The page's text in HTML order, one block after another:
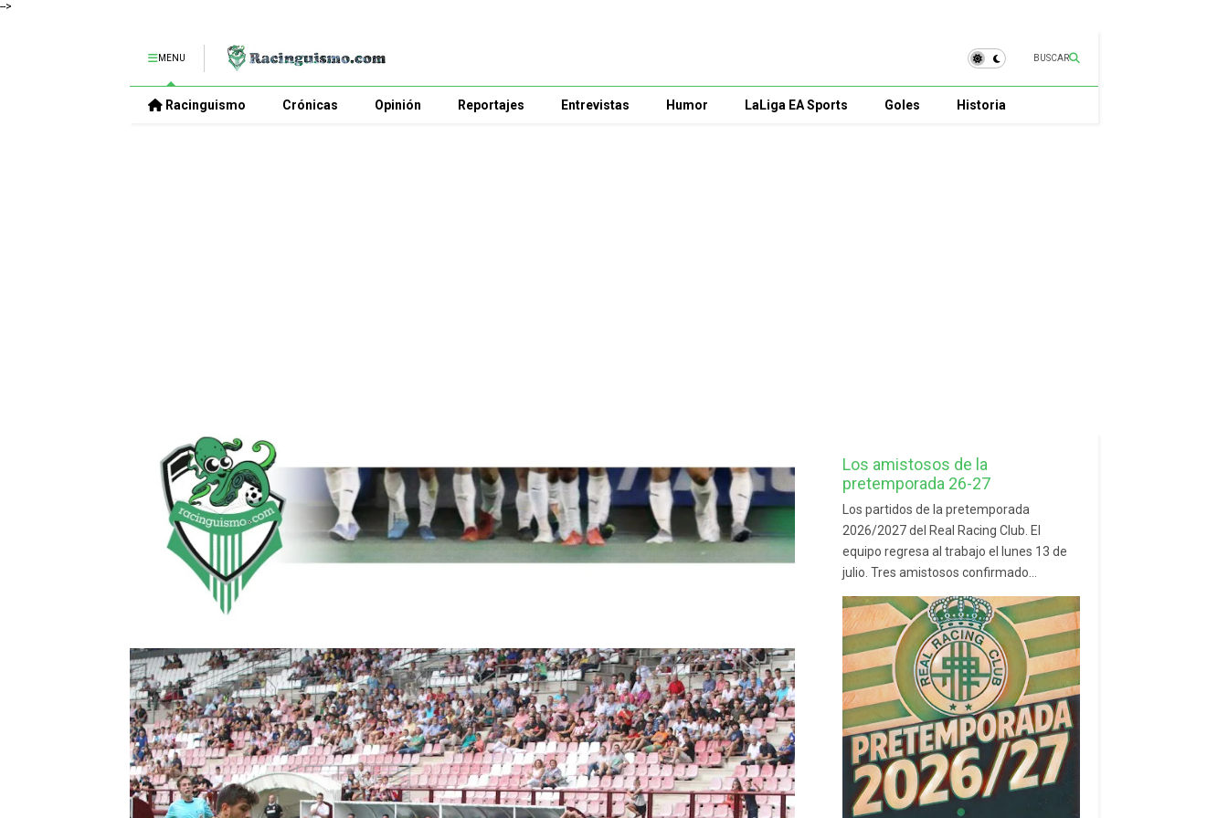
-->
MENU BUSCAR
Racinguismo Crónicas Opinión Reportajes Entrevistas Humor LaLiga EA Sports Goles Historia
Los amistosos de la
pretemporada 26-27
Los partidos de la pretemporada
2026/2027 del Real Racing Club. El
equipo regresa al trabajo el lunes 13 de
julio. Tres amistosos confirmado...